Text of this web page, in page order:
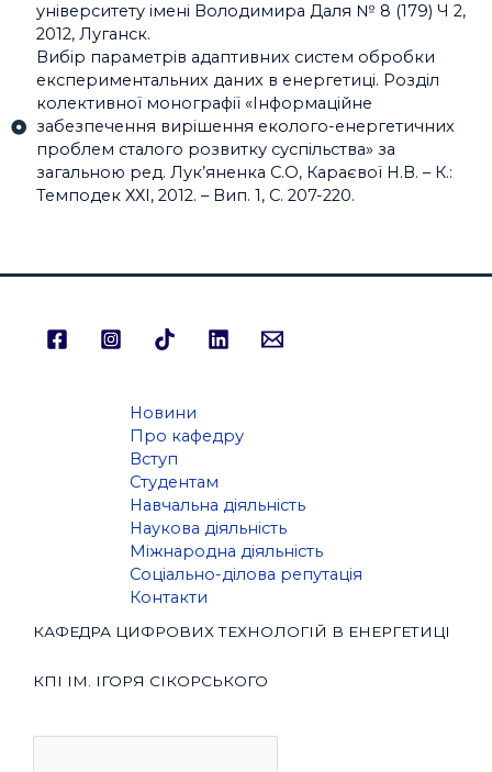
університету імені Володимира Даля № 8 (179) Ч 2,
2012, Луганск.
Вибір параметрів адаптивних систем обробки
експериментальних даних в енергетиці. Розділ
колективної монографії «Інформаційне
забезпечення вирішення еколого-енергетичних
проблем сталого розвитку суспільства» за
загальною ред. Лук’яненка С.О, Караєвої Н.В. – К.:
Темподек ХХІ, 2012. – Вип. 1, С. 207-220.
Новини
Про кафедру
Вступ
Студентам
Навчальна діяльність
Наукова діяльність
Міжнародна діяльність
Соціально-ділова репутація
Контакти
КАФЕДРА ЦИФРОВИХ ТЕХНОЛОГІЙ В ЕНЕРГЕТИЦІ
КПІ ІМ. ІГОРЯ СІКОРСЬКОГО